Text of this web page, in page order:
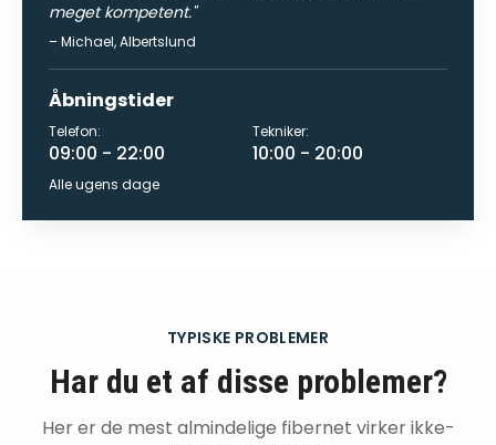
meget kompetent."
–Michael,Albertslund
Åbningstider
Telefon:
09:00 - 22:00
Tekniker:
10:00 - 20:00
Alle ugens dage
TYPISKE PROBLEMER
Har du et af disse problemer?
Her er de mest almindelige fibernet virker ikke-